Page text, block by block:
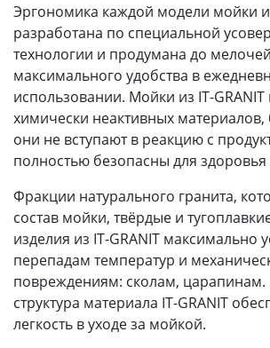
Эргономика каждой модели мойки
разработана по специальной
технологии и продумана до
максимального удобства в
использовании. Мойки из IT-GRANIT
химически неактивных
они не вступают в реакцию с
полностью безопасны для здоровья
Фракции натурального гранита,
состав мойки, твёрдые и
изделия из IT-GRANIT максимально
перепадам температур и
повреждениям: сколам, царапинам.
структура материала IT-GRANIT
легкость в уходе за мойкой.